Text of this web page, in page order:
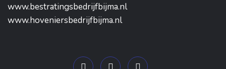
www.bestratingsbedrijfbijma.nl
www.hoveniersbedrijfbijma.nl